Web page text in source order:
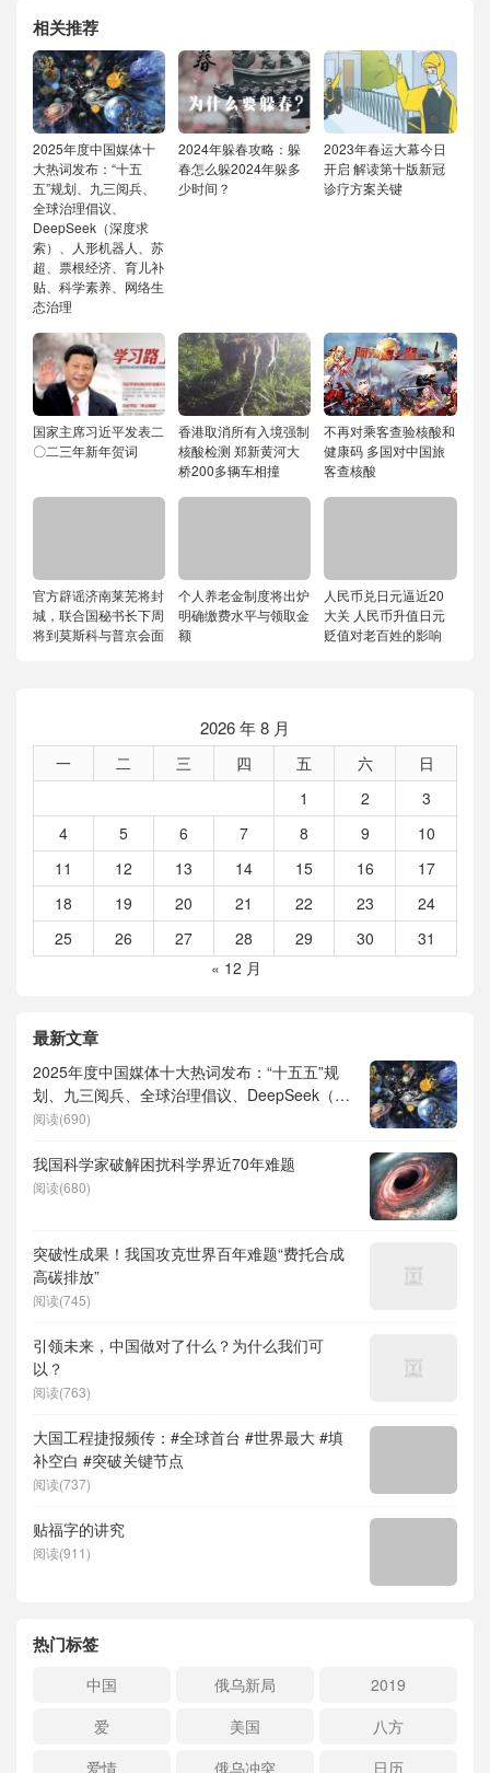
相关推荐
2025年度中国媒体十
大热词发布：“十五
五”规划、九三阅兵、
全球治理倡议、
DeepSeek（深度求
索）、人形机器人、苏
超、票根经济、育儿补
贴、科学素养、网络生
态治理
2024年躲春攻略：躲
春怎么躲2024年躲多
少时间？
2023年春运大幕今日
开启 解读第十版新冠
诊疗方案关键
国家主席习近平发表二
〇二三年新年贺词
香港取消所有入境强制
核酸检测 郑新黄河大
桥200多辆车相撞
不再对乘客查验核酸和
健康码 多国对中国旅
客查核酸
官方辟谣济南莱芜将封
城，联合国秘书长下周
将到莫斯科与普京会面
个人养老金制度将出炉
明确缴费水平与领取金
额
人民币兑日元逼近20
大关 人民币升值日元
贬值对老百姓的影响
2026 年 8 月
一 二 三 四 五 六
日
1
2
3
4
5 6 7 8 9
10
11
12 13 14 15 16
17
18
19 20 21 22 23
24
25
26 27 28 29 30
31
« 12 月
最新文章
2025年度中国媒体十大热词发布：“十五五”规
划、九三阅兵、全球治理倡议、DeepSeek（深
度求索）、人形机器人、苏超、票根经济、育
阅读(690)
我国科学家破解困扰科学界近70年难题
阅读(680)
突破性成果！我国攻克世界百年难题“费托合成
高碳排放”
阅读(745)
引领未来，中国做对了什么？为什么我们可
以？
阅读(763)
大国工程捷报频传：#全球首台 #世界最大 #填
补空白 #突破关键节点
阅读(737)
贴福字的讲究
阅读(911)
热门标签
中国 俄乌新局
2019
爱
美国
八方
爱情
俄乌冲突 日历